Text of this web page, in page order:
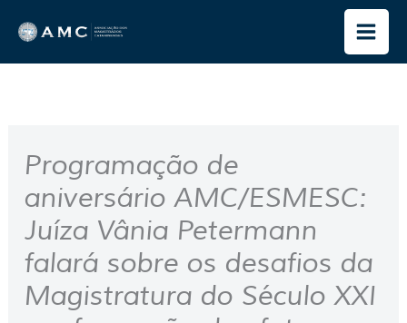
para
o
Programação de
aniversário AMC/ESMESC:
Juíza Vânia Petermann
falará sobre os desafios da
Magistratura do Século XXI